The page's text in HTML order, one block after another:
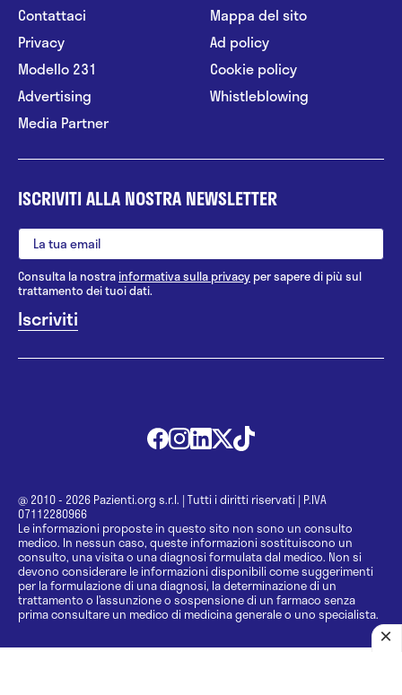
Contattaci
Privacy
Modello 231
Advertising
Media Partner
Mappa del sito
Ad policy
Cookie policy
Whistleblowing
ISCRIVITI ALLA NOSTRA NEWSLETTER
Consulta la nostrainformativa sulla privacy per sapere di più sul
trattamento dei tuoi dati.
@ 2010 - 2026 Pazienti.org s.r.l. | Tutti i diritti riservati | P.IVA
07112280966
Le informazioni proposte in questo sito non sono un consulto
medico. In nessun caso, queste informazioni sostituiscono un
consulto, una visita o una diagnosi formulata dal medico. Non si
devono considerare le informazioni disponibili come suggerimenti
per la formulazione di una diagnosi, la determinazione di un
trattamento o l’assunzione o sospensione di un farmaco senza
prima consultare un medico di medicina generale o uno specialista.